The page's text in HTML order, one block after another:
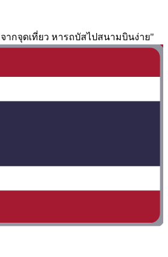
ากจุดเที่ยว​ หารถบัสไปสนามบินง่าย"